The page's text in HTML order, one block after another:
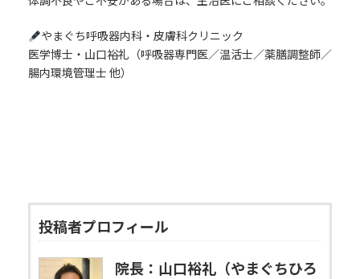
やまぐち呼吸器内科・皮膚科クリニック
医学博士・山口裕礼（呼吸器専門医／温活士／薬膳調整師／
腸内環境管理士 他）
投稿者プロフィール
院長：山口裕礼（やまぐちひろ